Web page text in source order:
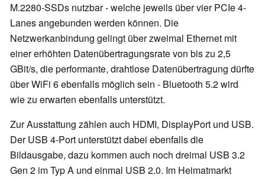
M.2280-SSDs nutzbar - welche jeweils über vier PCIe 4-
Lanes angebunden werden können. Die
Netzwerkanbindung gelingt über zweimal Ethernet mit
einer erhöhten Datenübertragungsrate von bis zu 2,5
GBit/s, die performante, drahtlose Datenübertragung dürfte
über WiFi 6 ebenfalls möglich sein - Bluetooth 5.2 wird
wie zu erwarten ebenfalls unterstützt.
Zur Ausstattung zählen auch HDMI, DisplayPort und USB.
Der USB 4-Port unterstützt dabei ebenfalls die
Bildausgabe, dazu kommen auch noch dreimal USB 3.2
Gen 2 im Typ A und einmal USB 2.0. Im Heimatmarkt